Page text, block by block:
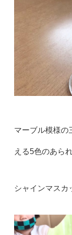
マーブル模様の
える5色のあら
シャインマスカ